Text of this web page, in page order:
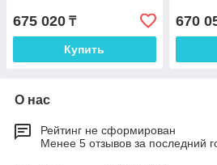
675 020 ₸
Купить
670
О нас
Рейтинг не сформирован
Менее 5 отзывов за последний